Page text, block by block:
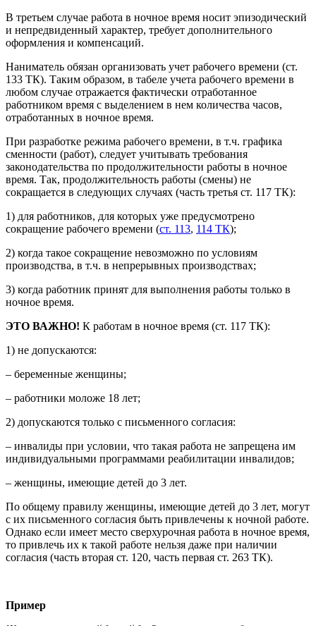
В третьем случае работа в ночное время носит эпизодический
и непредвиденный характер, требует дополнительного
оформления и компенсаций.
Наниматель обязан организовать учет рабочего времени (ст.
133 ТК). Таким образом, в табеле учета рабочего времени в
любом случае отражается фактически отработанное
работником время с выделением в нем количества часов,
отработанных в ночное время.
При разработке режима рабочего времени, в т.ч. графика
сменности (работ), следует учитывать требования
законодательства по продолжительности работы в ночное
время. Так, продолжительность работы (смены) не
сокращается в следующих случаях (часть третья ст. 117 ТК):
1) для работников, для которых уже предусмотрено
сокращение рабочего времени (ст. 113, 114 ТК);
2) когда такое сокращение невозможно по условиям
производства, в т.ч. в непрерывных производствах;
3) когда работник принят для выполнения работы только в
ночное время.
ЭТО ВАЖНО! К работам в ночное время (ст. 117 ТК):
1) не допускаются:
– беременные женщины;
– работники моложе 18 лет;
2) допускаются только с письменного согласия:
– инвалиды при условии, что такая работа не запрещена им
индивидуальными программами реабилитации инвалидов;
– женщины, имеющие детей до 3 лет.
По общему правилу женщины, имеющие детей до 3 лет, могут
с их письменного согласия быть привлечены к ночной работе.
Однако если имеет место сверхурочная работа в ночное время,
то привлечь их к такой работе нельзя даже при наличии
согласия (часть вторая ст. 120, часть первая ст. 263 ТК).
Пример